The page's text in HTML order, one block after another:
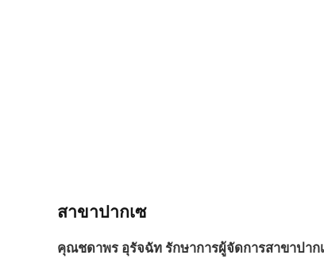
สาขาปากเซ
คุณชดาพร อุรัจฉัท รักษาการผู้จัดการสาขาปาก